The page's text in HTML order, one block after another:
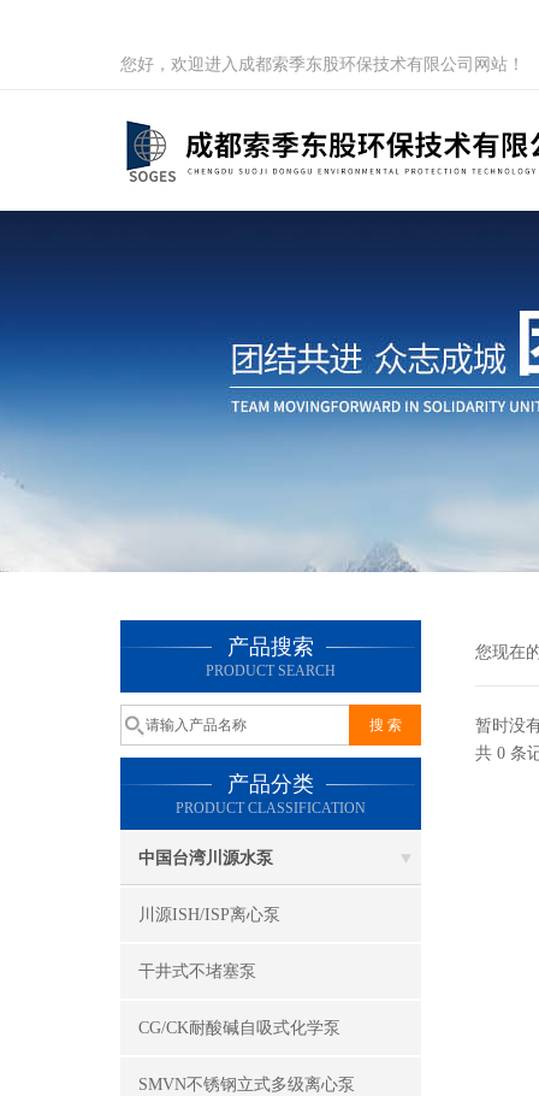
您好，欢迎进入成都索季东股环保技术有限公司网站！
产品搜索
PRODUCT SEARCH
产品分类
PRODUCT CLASSIFICATION
中国台湾川源水泵
川源ISH/ISP离心泵
干井式不堵塞泵
CG/CK耐酸碱自吸式化学泵
SMVN不锈钢立式多级离心泵
您现在
暂时没
共 0 条